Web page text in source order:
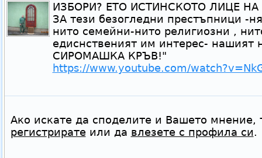
ИЗБОРИ? ЕТО ИСТИНСКОТО ЛИЦЕ НА
ЗА тези безогледни престъпници -
нито семейни-нито религиозни ,
едиснственият им интерес- нашият
СИРОМАШКА КРЪВ!"
https://www.youtube.com/
Ако искате да споделите и Вашето мнение,
регистриратеили да влезете с профила си.